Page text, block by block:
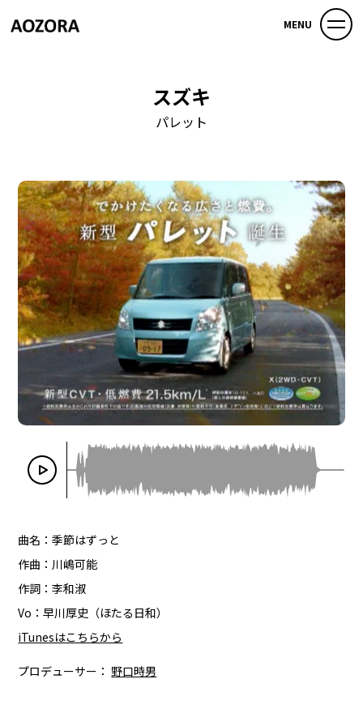
MENU
スズキ
パレット
曲名：季節はずっと
作曲：川嶋可能
作詞：李和淑
Vo：早川厚史（ほたる日和）
iTunesはこちらから
プロデューサー： 野口時男